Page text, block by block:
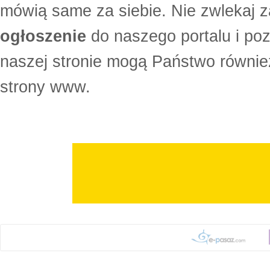
mówią same za siebie. Nie zwlekaj
ogłoszenie do naszego portalu i
naszej stronie mogą Państwo
strony www.